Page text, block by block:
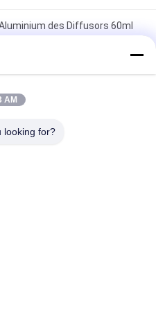
des Diffusors 60ml
öls der Fabrik Minialuminium
Öls 100Ml
AM
looking for?